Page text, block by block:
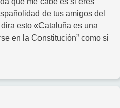
de tus amigos del
esto «Cataluña es una
en la Constitución” como si